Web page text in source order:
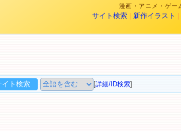
漫画・アニメ・ゲー
サイト検索 | 新作イラスト |
[詳細/ID検索]